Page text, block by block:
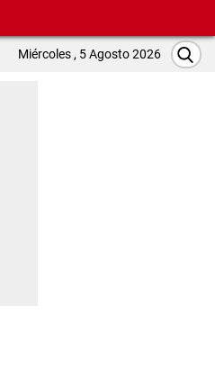
Miércoles , 5 Agosto 2026